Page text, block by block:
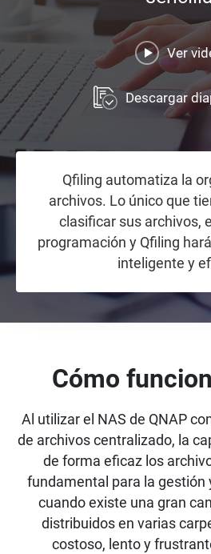
Qfiling automatiza la
archivos. Lo único que
clasificar sus archivos,
programación y Qfiling
inteligente y
Ver
Descargar
Cómo
Al utilizar el NAS de QNAP
de archivos centralizado, la
de forma eficaz los
fundamental para la gestión
cuando existe una gran
distribuidos en varias
costoso, lento y